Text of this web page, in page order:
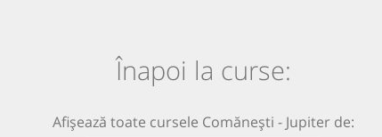
Înapoi la curse:
Afișează toate cursele Comănești - Jupiter de: